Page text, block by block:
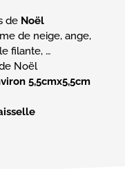
de Noël
de neige, ange,
filante, …
5,5cmx5,5cm